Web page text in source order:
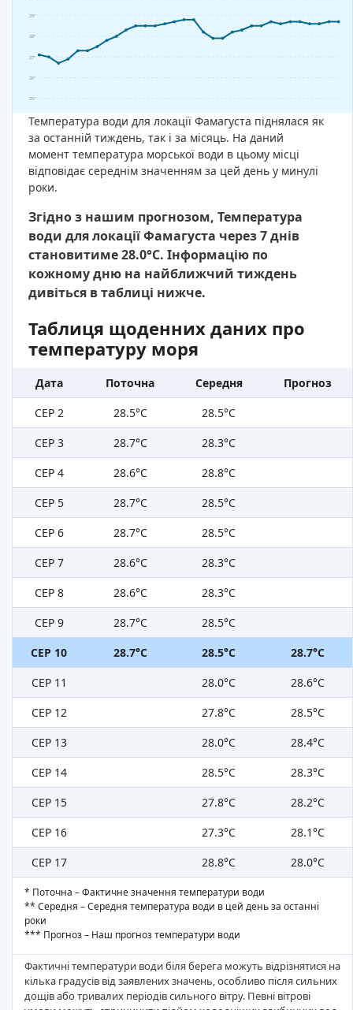
25°
26°
27°
28°
29°
Температура води для локації Фамагуста піднялася як
за останній тиждень, так і за місяць. На даний
момент температура морської води в цьому місці
відповідає середнім значенням за цей день у минулі
роки.
Згідно з нашим прогнозом, Температура
води для локації Фамагуста через 7 днів
становитиме 28.0°C. Інформацію по
кожному дню на найближчий тиждень
дивіться в таблиці нижче.
Таблиця щоденних даних про
температуру моря
Дата Поточна Середня
Прогноз
СЕР 2
28.5°C
28.5°C
СЕР 3
28.7°C
28.3°C
СЕР 4
28.6°C
28.8°C
СЕР 5
28.7°C
28.5°C
СЕР 6
28.7°C
28.5°C
СЕР 7
28.6°C
28.3°C
СЕР 8
28.6°C
28.3°C
СЕР 9
28.7°C
28.5°C
СЕР 10
28.7°C 28.5°C
28.7°C
СЕР 11
28.0°C
28.6°C
СЕР 12
27.8°C
28.5°C
СЕР 13
28.0°C
28.4°C
СЕР 14
28.5°C
28.3°C
СЕР 15
27.8°C
28.2°C
СЕР 16
27.3°C
28.1°C
СЕР 17
28.8°C 28.0°C
* Поточна – Фактичне значення температури води
** Середня – Середня температура води в цей день за останні
роки
*** Прогноз – Наш прогноз температури води
Фактичні температури води біля берега можуть відрізнятися на
кілька градусів від заявлених значень, особливо після сильних
дощів або тривалих періодів сильного вітру. Певні вітрові